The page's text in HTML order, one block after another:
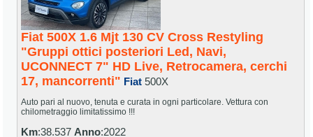
Fiat 500X 1.6 Mjt 130 CV Cross Restyling
"Gruppi ottici posteriori Led, Navi,
UCONNECT 7" HD Live, Retrocamera, cerchi
17, mancorrenti" Fiat 500X
Auto pari al nuovo, tenuta e curata in ogni particolare. Vettura con
chilometraggio limitatissimo !!!
Km:38.537 Anno:2022